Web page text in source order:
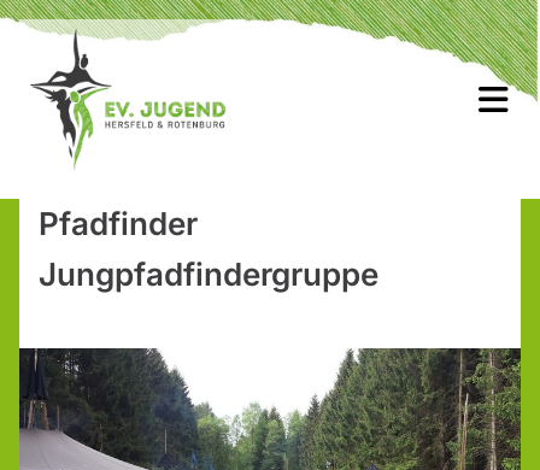
Pfadfinder
Jungpfadfindergruppe